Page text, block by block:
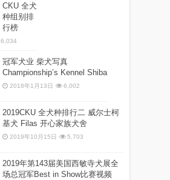
CKU 全犬
种组别排
行榜
6,034
冠军犬业 柴犬写真
Championship’s Kennel Shiba
2018年1月13日 6,002
2019CKU 全犬种排行二 威尔士柯
基犬 Filas 开心家族犬舍
2019年10月15日 5,703
2019年第143届美国西敏寺犬展全
场总冠军Best in Show比赛视频